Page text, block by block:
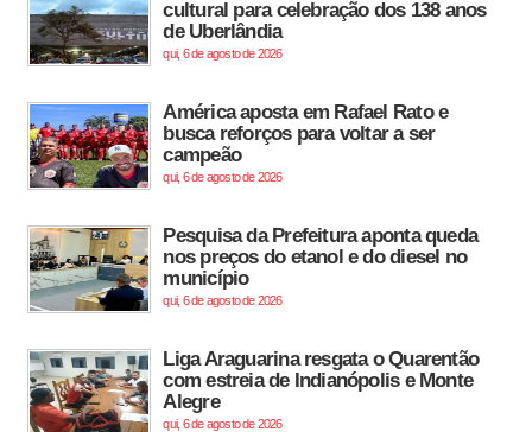
cultural para celebração dos 138 anos
de Uberlândia
qui, 6 de agosto de 2026
América aposta em Rafael Rato e
busca reforços para voltar a ser
campeão
qui, 6 de agosto de 2026
Pesquisa da Prefeitura aponta queda
nos preços do etanol e do diesel no
município
qui, 6 de agosto de 2026
Liga Araguarina resgata o Quarentão
com estreia de Indianópolis e Monte
Alegre
qui, 6 de agosto de 2026